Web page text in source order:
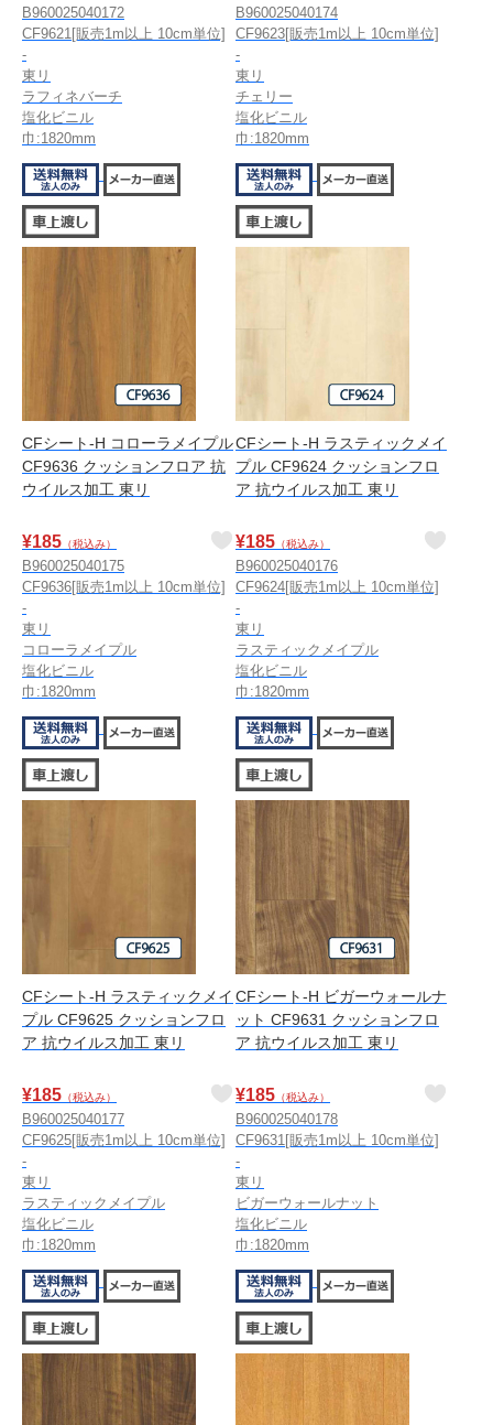
B960025040172
CF9621[販売1m以上 10cm単位]
-
東リ
ラフィネバーチ
塩化ビニル
巾:1820mm
B960025040174
CF9623[販売1m以上 10cm単位]
-
東リ
チェリー
塩化ビニル
巾:1820mm
CFシート-H コローラメイプル
CF9636 クッションフロア 抗
ウイルス加工 東リ
¥185 （税込み）
B960025040175
CF9636[販売1m以上 10cm単位]
-
東リ
コローラメイプル
塩化ビニル
巾:1820mm
CFシート-H ラスティックメイ
プル CF9624 クッションフロ
ア 抗ウイルス加工 東リ
¥185 （税込み）
B960025040176
CF9624[販売1m以上 10cm単位]
-
東リ
ラスティックメイプル
塩化ビニル
巾:1820mm
CFシート-H ラスティックメイ
プル CF9625 クッションフロ
ア 抗ウイルス加工 東リ
¥185 （税込み）
B960025040177
CF9625[販売1m以上 10cm単位]
-
東リ
ラスティックメイプル
塩化ビニル
巾:1820mm
CFシート-H ビガーウォールナ
ット CF9631 クッションフロ
ア 抗ウイルス加工 東リ
¥185 （税込み）
B960025040178
CF9631[販売1m以上 10cm単位]
-
東リ
ビガーウォールナット
塩化ビニル
巾:1820mm